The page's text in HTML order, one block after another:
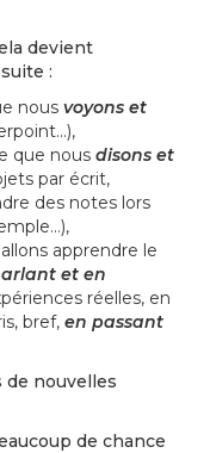
devient
:
nous voyons et
que nous disons et
par écrit,
des notes lors
apprendre le
et en
réelles, en
bref, en passant
de nouvelles
de chance